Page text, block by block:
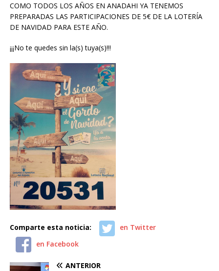
COMO TODOS LOS AÑOS EN ANADAHI YA TENEMOS
PREPARADAS LAS PARTICIPACIONES DE 5€ DE LA LOTERÍA
DE NAVIDAD PARA ESTE AÑO.
¡¡¡No te quedes sin la(s) tuya(s)!!!
Comparte esta noticia:
en Twitter
en Facebook
ANTERIOR